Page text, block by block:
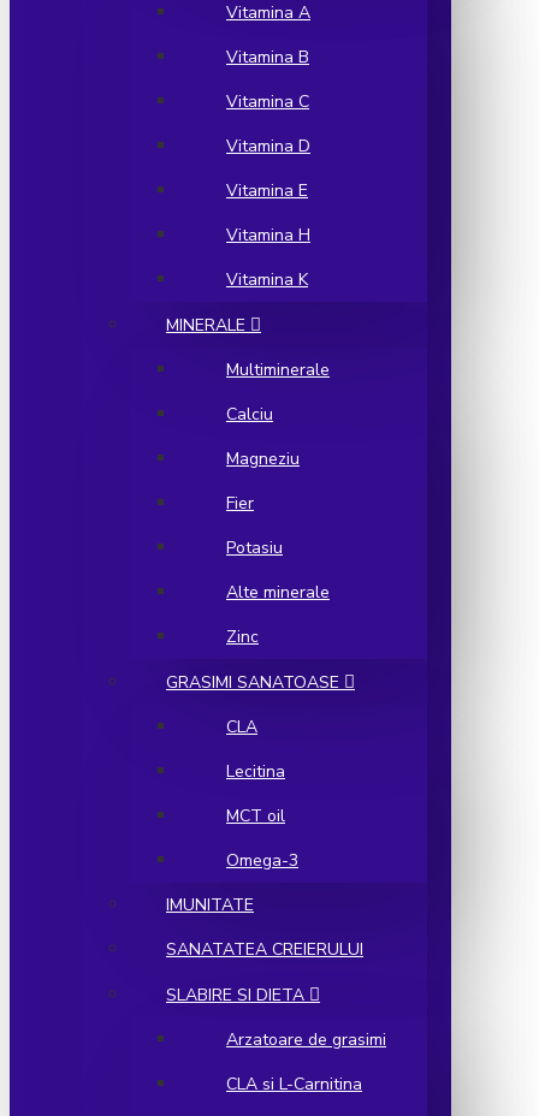
Vitamina A
Vitamina B
Vitamina C
Vitamina D
Vitamina E
Vitamina H
Vitamina K
MINERALE
Multiminerale
Calciu
Magneziu
Fier
Potasiu
Alte minerale
Zinc
GRASIMI SANATOASE
CLA
Lecitina
MCT oil
Omega-3
IMUNITATE
SANATATEA CREIERULUI
SLABIRE SI DIETA
Arzatoare de grasimi
CLA si L-Carnitina